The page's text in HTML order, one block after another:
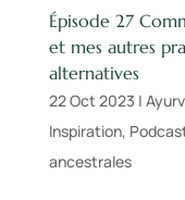
Épisode 27
et mes autres
alternatives
22 Oct 2023 |
Inspiration,
ancestrales